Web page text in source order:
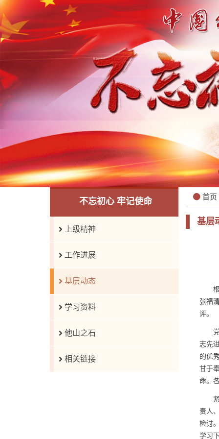
不忘初心 牢记使命
上级精神
工作进展
基层动态
学习资料
他山之石
相关链接
首页
基层
张福
评。
志先
的优
甘于
命。
责人
检讨
学习